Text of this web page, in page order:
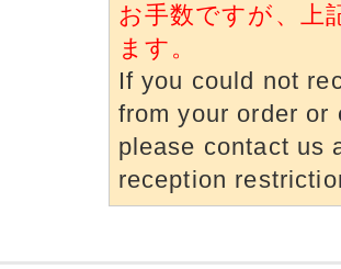
お手数ですが、上
ます。
If you could not
from your order or
please contact us
reception